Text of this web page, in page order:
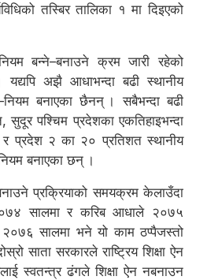
तस्बिर तालिका १ मा दिइएको
बन्ने–बनाउने क्रम जारी रहेको
अझै आधाभन्दा बढी स्थानीय
बनाएका छैनन् । सबैभन्दा बढी
पश्चिम प्रदेशका एकतिहाइभन्दा
प्रदेश २ का २० प्रतिशत स्थानीय
बनाएका छन् ।
प्रक्रियाको समयक्रम केलाउँदा
सालमा र करिब आधाले २०७५
२०७६ सालमा भने यो काम ठप्पैजस्तो
साता सरकारले राष्ट्रिय शिक्षा ऐन
स्वतन्त्र ढंगले शिक्षा ऐन नबनाउन